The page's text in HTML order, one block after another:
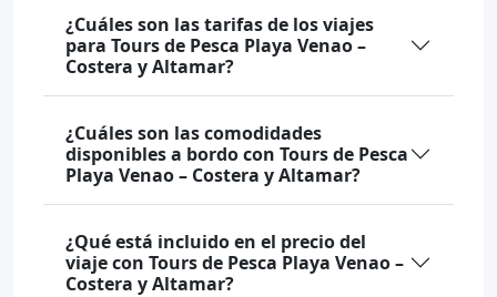
¿Cuáles son las tarifas de los viajes
para Tours de Pesca Playa Venao –
Costera y Altamar?
¿Cuáles son las comodidades
disponibles a bordo con Tours de Pesca
Playa Venao – Costera y Altamar?
¿Qué está incluido en el precio del
viaje con Tours de Pesca Playa Venao –
Costera y Altamar?